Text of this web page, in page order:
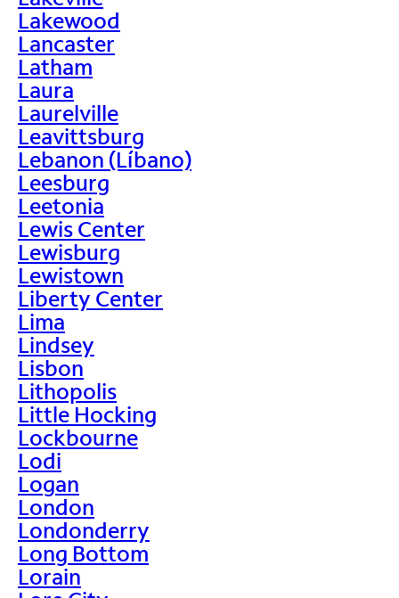
Lakewood
Lancaster
Latham
Laura
Laurelville
Leavittsburg
Lebanon (Líbano)
Leesburg
Leetonia
Lewis Center
Lewisburg
Lewistown
Liberty Center
Lima
Lindsey
Lisbon
Lithopolis
Little Hocking
Lockbourne
Lodi
Logan
London
Londonderry
Long Bottom
Lorain